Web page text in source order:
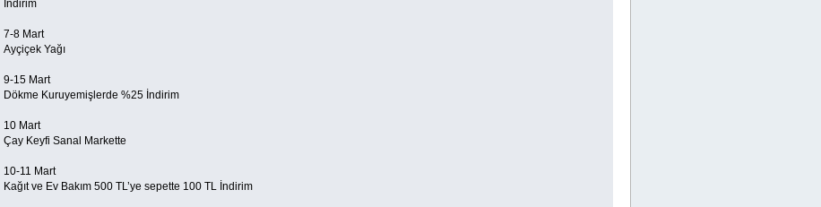
İndirim
7-8 Mart
Ayçiçek Yağı
9-15 Mart
Dökme Kuruyemişlerde %25 İndirim
10 Mart
Çay Keyfi Sanal Markette
10-11 Mart
Kağıt ve Ev Bakım 500 TL’ye sepette 100 TL İndirim